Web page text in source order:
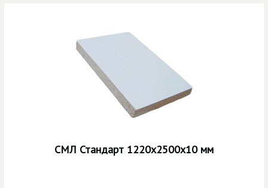
СМЛ Стандарт 1220х2500х10 мм